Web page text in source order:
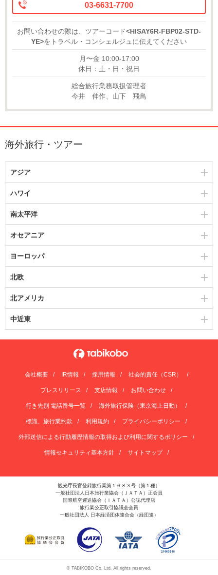
03-6631-7700
お問い合わせの際は、ツアーコード<HISAY6R-FBP02-STD-
YE>をトラベル・コンシェルジュに伝えてください
月〜金 10:00-17:00
休日：土・日・祝日
総合旅行業務取扱管理者
今井 伸作、山下 飛鳥
海外旅行・ツアー
アジア
ハワイ
南太平洋
オセアニア
ヨーロッパ
北欧
北アメリカ
中近東
会社概要 IR情報 採用情報 社会的責任（CSR）
プレスリリース 支店情報 お問い合わせ
行き先別 電話番号一覧 海外旅行保険（東京海上日動）
標識、旅行業約款 利用規約 プライバシーポリシー
外部送信による行動履歴情報の取得および利用に関するポリシー
情報セキュリティ基本方針 サイトマップ
観光庁長官登録旅行業第１６８３号（第１種）
一般社団法人日本旅行業協会（ＪＡＴＡ）正会員
国際航空運送協会（ＩＡＴＡ）公認代理店
旅行業公正取引協議会会員
一般社団法人 日本経済団体連合会（経団連）
© TABIKOBO Co. Ltd. All rights reserved.